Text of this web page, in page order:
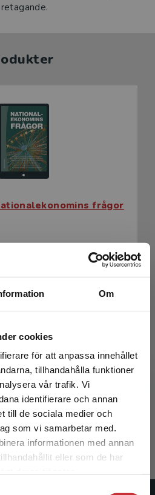
Om
cookies
för att anpassa innehållet
tillhandahålla funktioner
vår trafik. Vi
identifierare och annan
till de sociala medier och
som vi samarbetar med.
informationen med annan
eller som de har
fraktregion
besöker
en enhet utanför Sverige.
frågor
frågor